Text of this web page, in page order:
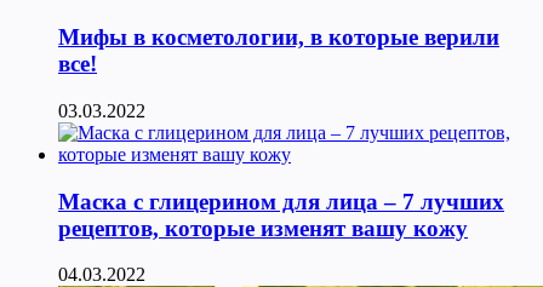
Мифы в косметологии, в которые верили
все!
03.03.2022
Маска с глицерином для лица – 7 лучших
рецептов, которые изменят вашу кожу
04.03.2022